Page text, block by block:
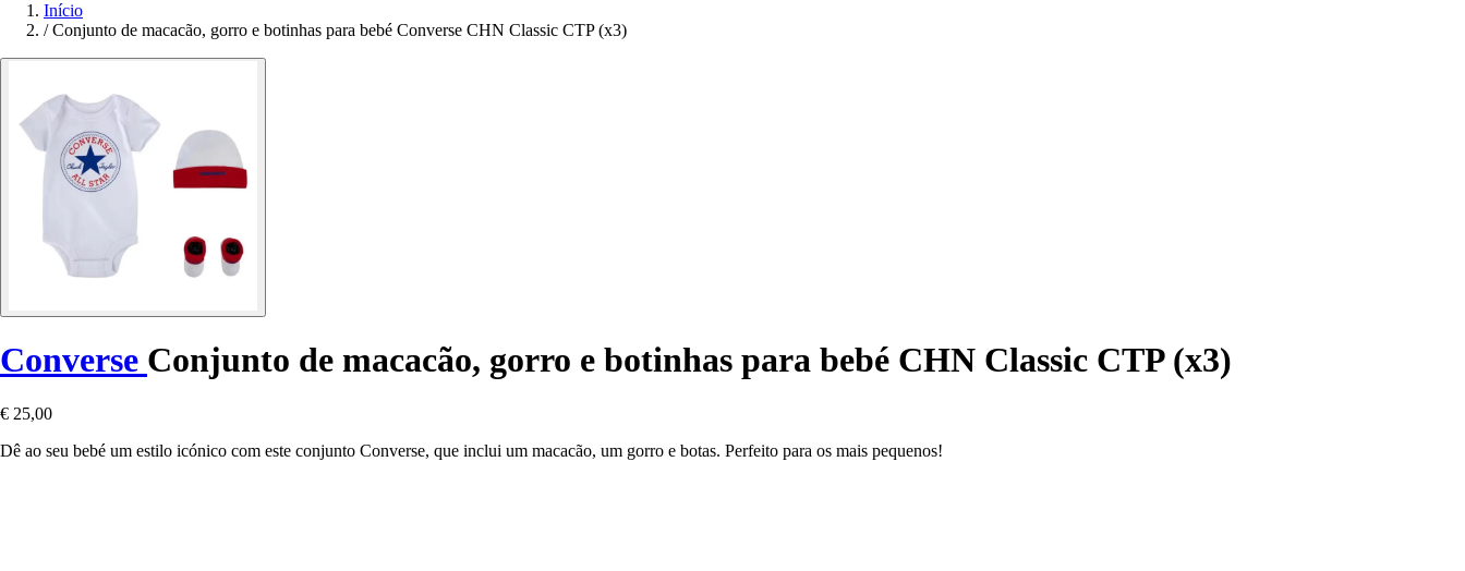
Início
/ Conjunto de macacão, gorro e botinhas para bebé Converse CHN Classic CTP (x3)
Converse Conjunto de macacão, gorro e botinhas para bebé CHN Classic CTP (x3)
€ 25,00
Dê ao seu bebé um estilo icónico com este conjunto Converse, que inclui um macacão, um gorro e botas. Perfeito para os mais pequenos!